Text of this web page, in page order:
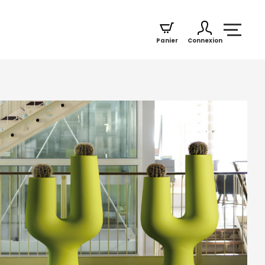
Connexion
Panier